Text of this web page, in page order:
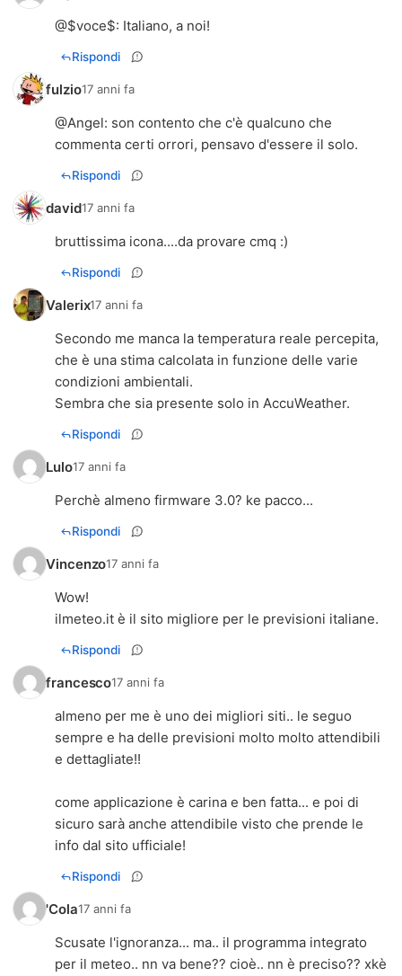
@$voce$: Italiano, a noi!
Rispondi
fulzio17 anni fa
@Angel: son contento che c'è qualcuno che
commenta certi orrori, pensavo d'essere il solo.
Rispondi
david17 anni fa
bruttissima icona....da provare cmq :)
Rispondi
Valerix17 anni fa
Secondo me manca la temperatura reale percepita,
che è una stima calcolata in funzione delle varie
condizioni ambientali.
Sembra che sia presente solo in AccuWeather.
Rispondi
Lulo17 anni fa
Perchè almeno firmware 3.0? ke pacco...
Rispondi
Vincenzo17 anni fa
Wow!
ilmeteo.it è il sito migliore per le previsioni italiane.
Rispondi
francesco17 anni fa
almeno per me è uno dei migliori siti.. le seguo
sempre e ha delle previsioni molto molto attendibili
e dettagliate!!
come applicazione è carina e ben fatta... e poi di
sicuro sarà anche attendibile visto che prende le
info dal sito ufficiale!
Rispondi
'Cola17 anni fa
Scusate l'ignoranza... ma.. il programma integrato
per il meteo.. nn va bene?? cioè.. nn è preciso?? xkè